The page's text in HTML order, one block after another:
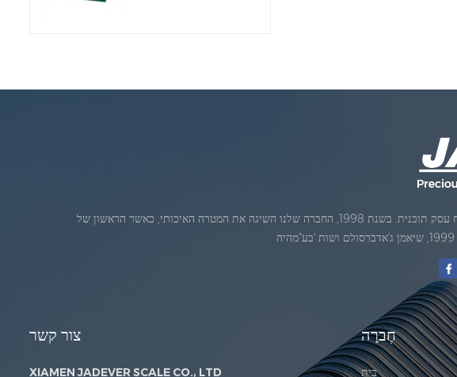
ג'אדברנוסדה בחודש יולי 1986. 1986. במהלךהשנים הראשונות של הקיום, החברה שלנו מתקדמת חדשנות טכנולוגית ופיתוח עסק תוכנית. בשנת 1998, החברה שלנו השיגה את המטרה האיכותי, כאשר הראשון של
צור קשר
XIAMEN JADEVER SCALE CO., LTD
חֶברָה
בית